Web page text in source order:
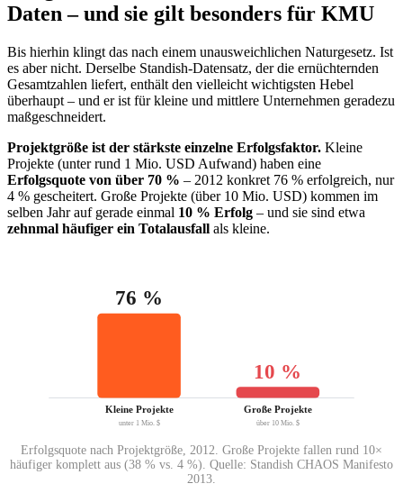
Daten – und sie gilt besonders für KMU
Bis hierhin klingt das nach einem unausweichlichen Naturgesetz. Ist
es aber nicht. Derselbe Standish-Datensatz, der die ernüchternden
Gesamtzahlen liefert, enthält den vielleicht wichtigsten Hebel
überhaupt – und er ist für kleine und mittlere Unternehmen geradezu
maßgeschneidert.
Projektgröße ist der stärkste einzelne Erfolgsfaktor. Kleine
Projekte (unter rund 1 Mio. USD Aufwand) haben eine
Erfolgsquote von über 70 % – 2012 konkret 76 % erfolgreich, nur
4 % gescheitert. Große Projekte (über 10 Mio. USD) kommen im
selben Jahr auf gerade einmal 10 % Erfolg – und sie sind etwa
zehnmal häufiger ein Totalausfall als kleine.
76 %
10 %
Kleine Projekte
unter 1 Mio. $
Große Projekte
über 10 Mio. $
Erfolgsquote nach Projektgröße, 2012. Große Projekte fallen rund 10×
häufiger komplett aus (38 % vs. 4 %). Quelle: Standish CHAOS Manifesto
2013.